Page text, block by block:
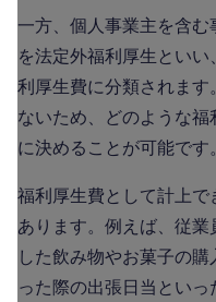
一方、個人事業主を含
を法定外福利厚生とい
利厚生費に分類されま
ないため、どのような福
に決めることが可能です
福利厚生費として計上
あります。例えば、従
した飲み物やお菓子の
った際の出張日当とい